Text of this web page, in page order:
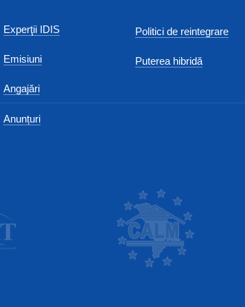
Experţii IDIS
Emisiuni
Angajări
Anunțuri
Politici de reintegrare
Puterea hibridă